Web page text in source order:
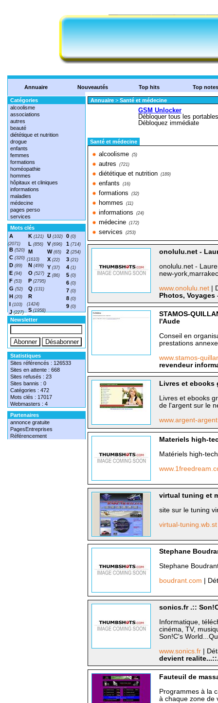
Annuaire Nouveautés Top hits Top notes
Catégories
alcoolisme
associations
autres
beauté
diététique et nutrition
drogue
enfants
femmes
formations
homéopathie
hommes
hôpitaux et cliniques
informations
maladies
médecine
pages perso
services
Mots clés
A
(2071)
B (520)
C (320)
D (89)
E (94)
F (53)
G (52)
H (20)
I (103)
J(227)
K (121)
L (856)
M
(1610)
N (499)
O (527)
P (2795)
Q (131)
R
(1424)
S (1958)
T(1548)
U (102)
V (696)
W (65)
X (22)
Y (37)
Z (86)
0 (0)
1 (714)
2 (254)
3 (21)
4 (1)
5 (0)
6 (0)
7 (0)
8 (0)
9 (0)
Newsletter
Statistiques
Sites référencés : 126533
Sites en attente : 668
Sites refusés : 23
Sites bannis : 0
Catégories : 472
Mots clés : 17017
Webmasters : 4
Partenaires
annonce gratuite
PagesEntreprises
Référencement
Annuaire > Santé et médecine
Santé et médecine
alcoolisme (5)
autres (721)
diététique et nutrition (189)
enfants (16)
formations (32)
hommes (11)
informations (24)
médecine (172)
services (253)
onolulu.net -
onolulu.net -
new-
www.onolulu.net
|
Photos,
STAMOS-
l'Aude
Conseil en
prestations
www.stamos-
revendeur
Livres et ebooks
Livres et ebooks
de l'argent sur le
www.argent-
Materiels high-
Matériels high-
virtual tuning et
site sur le tuning
virtual-
Stephane
Stephane
boudrant.com
|
sonics.fr .::
Informatique,
cinéma, TV,
Son!C's
www.sonics.fr
|
devient
Fauteuil de
Programmes à la
à chaque zone de